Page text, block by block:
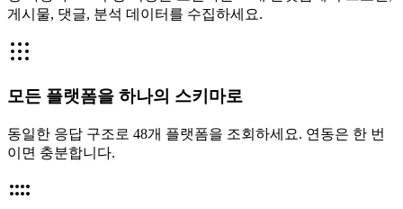
게시물, 댓글, 분석 데이터를 수집하세요.
모든 플랫폼을 하나의 스키마로
동일한 응답 구조로 48개 플랫폼을 조회하세요. 연동은 한 번
이면 충분합니다.